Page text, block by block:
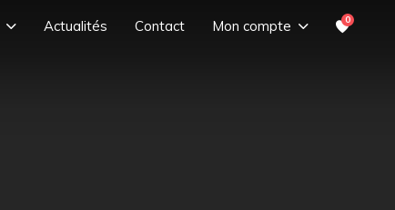
Actualités Contact Mon compte 0